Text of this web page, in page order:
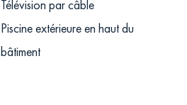
Télévision par câble
Piscine extérieure en haut du
bâtiment